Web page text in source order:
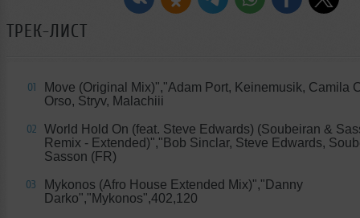
ТРЕК-ЛИСТ
01
Move (Original Mix)","Adam Port, Keinemusik, Camila
Orso, Stryv, Malachiii
02
World Hold On (feat. Steve Edwards) (Soubeiran &
Remix - Extended)","Bob Sinclar, Steve Edwards,
Sasson (FR)
03
Mykonos (Afro House Extended Mix)","Danny
Darko","Mykonos",402,120